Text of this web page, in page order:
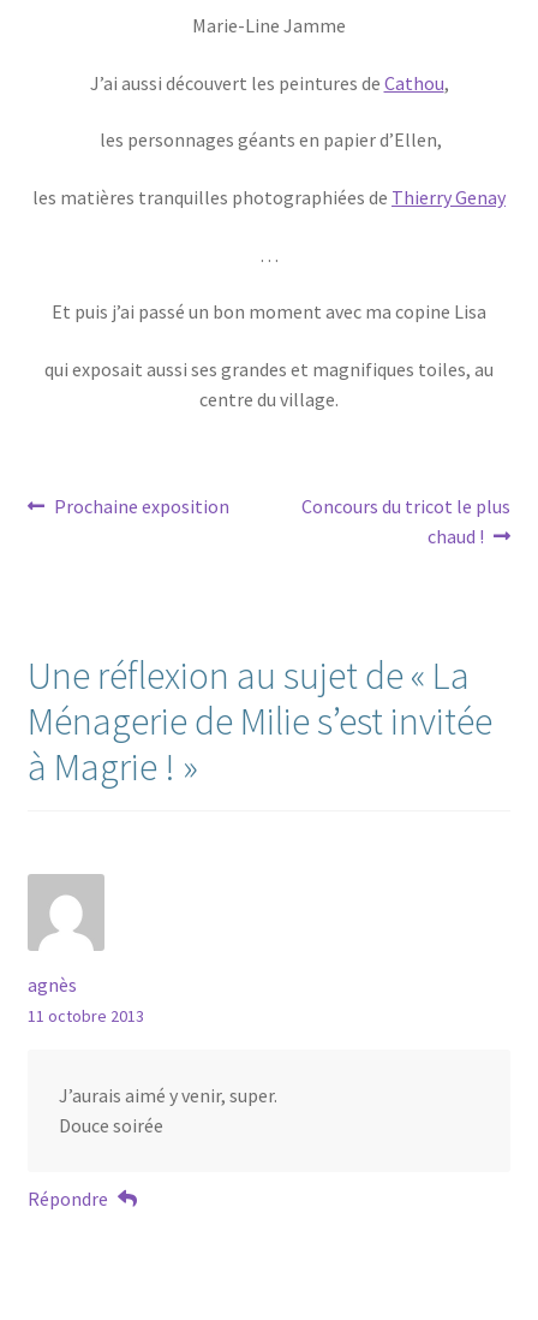
Marie-Line Jamme
J’ai aussi découvert les peintures de Cathou,
les personnages géants en papier d’Ellen,
les matières tranquilles photographiées de Thierry Genay
…
Et puis j’ai passé un bon moment avec ma copine Lisa
qui exposait aussi ses grandes et magnifiques toiles, au
centre du village.
Navigation
Article
Prochaine exposition
Article
Concours du tricot le plus
chaud !
Une réflexion au sujet de « La
Ménagerie de Milie s’est invitée
à Magrie ! »
agnès
11 octobre 2013
J’aurais aimé y venir, super.
Douce soirée
Répondre